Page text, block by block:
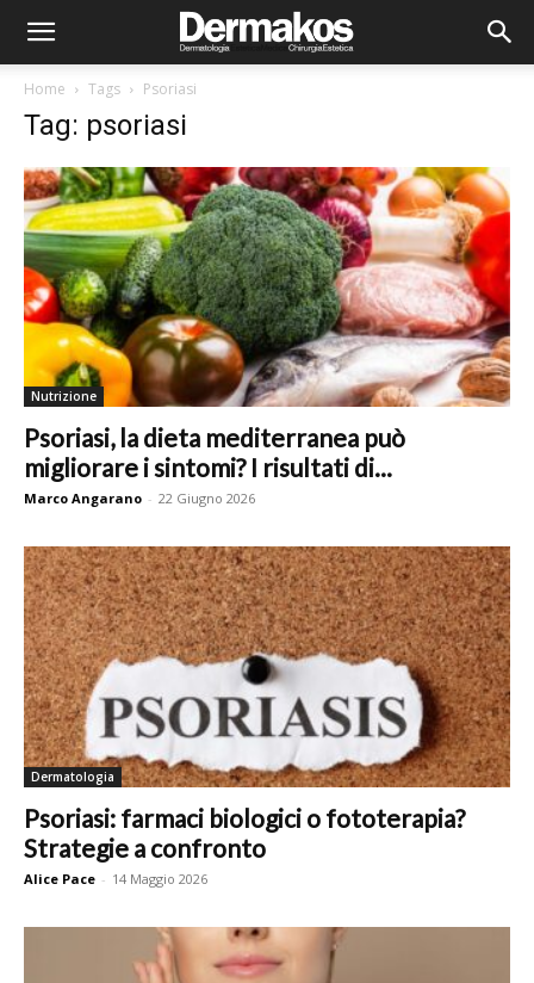
Home Tags Psoriasi
Tag: psoriasi
Nutrizione
Psoriasi, la dieta mediterranea può
migliorare i sintomi? I risultati di...
Marco Angarano - 22 Giugno 2026
Dermatologia
Psoriasi: farmaci biologici o fototerapia?
Strategie a confronto
Alice Pace - 14 Maggio 2026